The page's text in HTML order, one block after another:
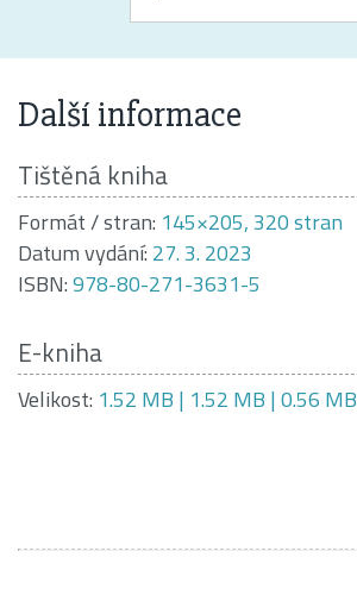
Další informace
Tištěná kniha
Formát / stran: 145×205, 320 stran
Datum vydání: 27. 3. 2023
ISBN:978-80-271-3631-5
E-kniha
Velikost: 1.52 MB | 1.52 MB | 0.56 MB